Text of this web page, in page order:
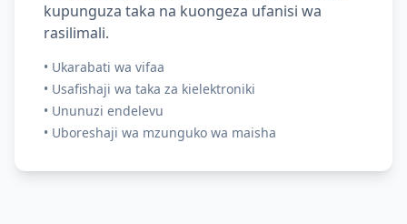
kupunguza taka na kuongeza ufanisi wa
rasilimali.
• Ukarabati wa vifaa
• Usafishaji wa taka za kielektroniki
• Ununuzi endelevu
• Uboreshaji wa mzunguko wa maisha